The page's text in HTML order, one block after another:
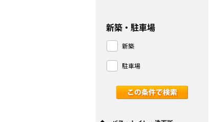
新築・駐車場
新築
駐車場